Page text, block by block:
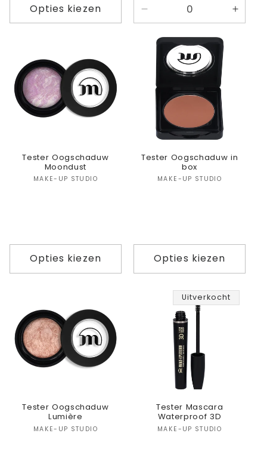
Opties kiezen
verlagen
voor
Default
Title
Aantal
Tester Oogschaduw
Moondust
Verkoper:
MAKE-UP STUDIO
Opties kiezen
Tester Oogschaduw in
box
Verkoper:
MAKE-UP STUDIO
Opties kiezen
Tester Oogschaduw
Lumière
Verkoper:
MAKE-UP STUDIO
Uitverkocht
Tester Mascara
Waterproof 3D
Verkoper:
MAKE-UP STUDIO